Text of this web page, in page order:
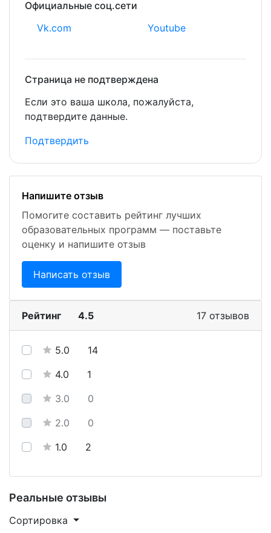
Официальные соц.сети
Vk.com
Youtube
Страница не подтверждена
Если это ваша школа, пожалуйста,
подтвердите данные.
Подтвердить
Напишите отзыв
Помогите составить рейтинг лучших
образовательных программ — поставьте
оценку и напишите отзыв
Написать отзыв
Рейтинг 4.5 17 отзывов
5.0
14
4.0
1
3.0
0
2.0
0
1.0
2
Реальные отзывы
Сортировка